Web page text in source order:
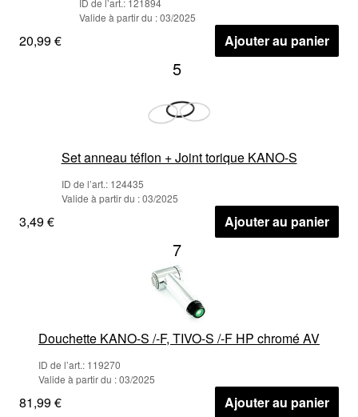
Valide à partir du : 03/2025
20,99 € Ajouter au panier
5
Set anneau téflon + Joint torique KANO-S
ID de l’art.: 124435
Valide à partir du : 03/2025
3,49 € Ajouter au panier
7
Douchette KANO-S /-F, TIVO-S /-F HP chromé AV
ID de l’art.: 119270
Valide à partir du : 03/2025
81,99 € Ajouter au panier